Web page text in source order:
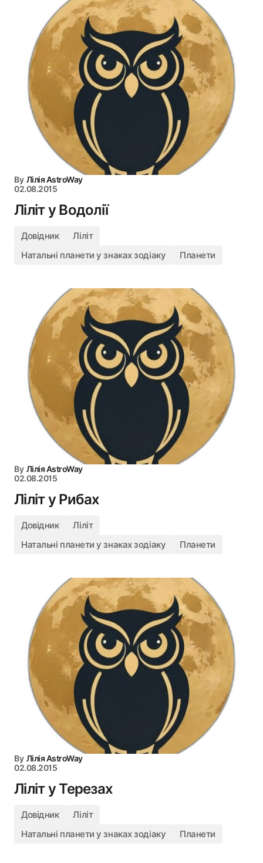
By Лілія AstroWay
02.08.2015
Ліліт у Водолії
Довідник
Ліліт
Натальні планети у знаках зодіаку
Планети
By Лілія AstroWay
02.08.2015
Ліліт у Рибах
Довідник
Ліліт
Натальні планети у знаках зодіаку
Планети
By Лілія AstroWay
02.08.2015
Ліліт у Терезах
Довідник
Ліліт
Натальні планети у знаках зодіаку
Планети